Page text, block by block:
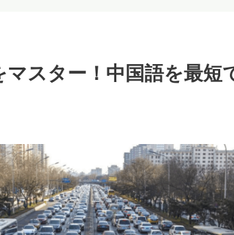
スター！中国語を最短